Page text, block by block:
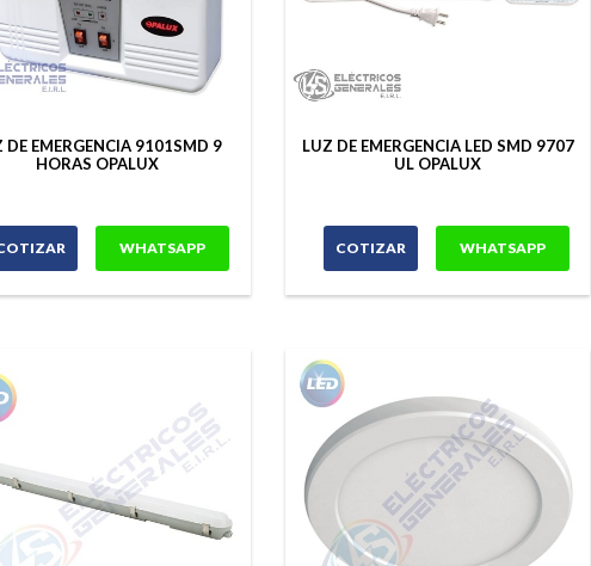
DE EMERGENCIA 9101SMD 9
HORAS OPALUX
WHATSAPP
LUZ DE EMERGENCIA LED SMD 9707
UL OPALUX
COTIZAR WHATSAPP